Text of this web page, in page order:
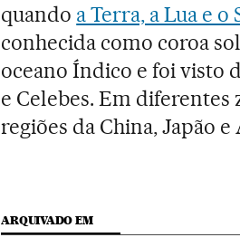
quando a Terra, a Lua e o
conhecida como coroa
oceano Índico e foi visto
e Celebes. Em diferentes
regiões da China, Japão
ARQUIVADO EM